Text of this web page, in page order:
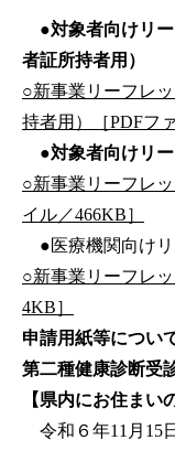
●対象者向けリ
者証所持者用）
○新事業リーフレ
持者用）［PDFフ
●対象者向けリ
○新事業リーフレ
イル／466KB］
●医療機関向けリ
○新事業リーフレ
4KB］
申請用紙等につい
第二種健康診断受
【県内にお住ま
令和６年11月15